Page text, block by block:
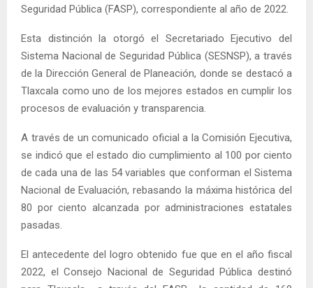
Seguridad Pública (FASP), correspondiente al año de 2022.
Esta distinción la otorgó el Secretariado Ejecutivo del
Sistema Nacional de Seguridad Pública (SESNSP), a través
de la Dirección General de Planeación, donde se destacó a
Tlaxcala como uno de los mejores estados en cumplir los
procesos de evaluación y transparencia.
A través de un comunicado oficial a la Comisión Ejecutiva,
se indicó que el estado dio cumplimiento al 100 por ciento
de cada una de las 54 variables que conforman el Sistema
Nacional de Evaluación, rebasando la máxima histórica del
80 por ciento alcanzada por administraciones estatales
pasadas.
El antecedente del logro obtenido fue que en el año fiscal
2022, el Consejo Nacional de Seguridad Pública destinó